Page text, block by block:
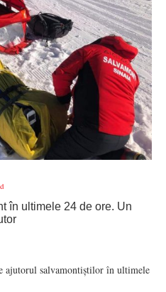
în ultimele 24 de ore. Un
ajutorul salvamontiștilor în ultimele